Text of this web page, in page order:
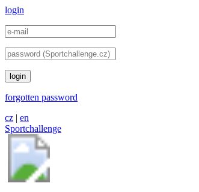
login
login
forgotten password
cz | en
Sportchallenge